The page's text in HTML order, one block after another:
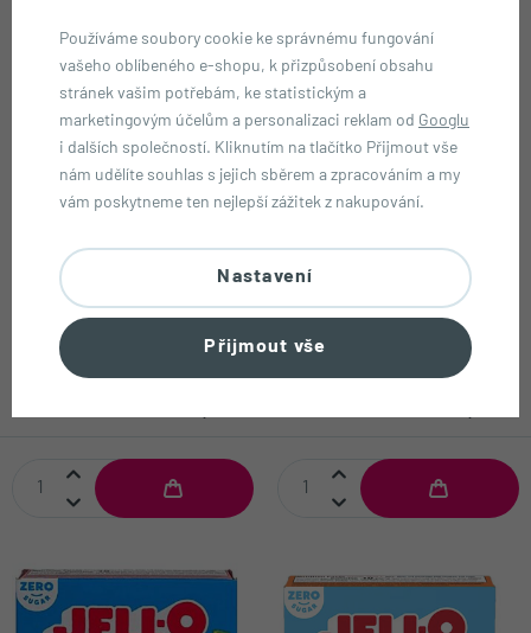
Karo tmavý kukuřičný sirup 473
179,90 Kč
Karo Light kukuřičný sirup 473
179,90 Kč
Používáme soubory cookie ke správnému fungování
vašeho oblíbeného e-shopu, k přizpůsobení obsahu
stránek vašim potřebám, ke statistickým a
marketingovým účelům a personalizaci reklam od Googlu
i dalších společností. Kliknutím na tlačítko Přijmout vše
nám udělíte souhlas s jejich sběrem a zpracováním a my
vám poskytneme ten nejlepší zážitek z nakupování.
Nastavení
Přijmout vše